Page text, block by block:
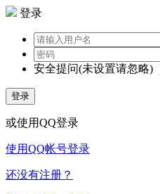
登录
安全提问(未设置请忽略)
登录
或使用QQ登录
使用QQ帐号登录
还没有注册？